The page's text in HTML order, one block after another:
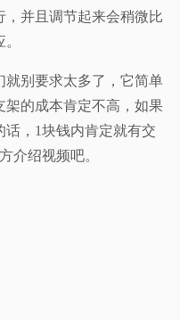
并且调节起来会稍微比
就别要求太多了，它简单
架的成本肯定不高，如果
，1块钱内肯定就有交
介绍视频吧。